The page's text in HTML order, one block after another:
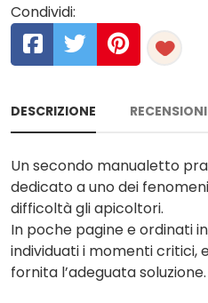
Condividi:
DESCRIZIONE RECENSIONI
Un secondo manualetto
dedicato a uno dei
difficoltà gli apicoltori.
In poche pagine e ordinati
individuati i momenti critici,
fornita l’adeguata soluzione.